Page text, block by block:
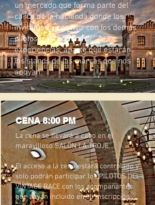
un mercado que forma parte del
casco de la hacienda donde los
invitamos a convivir con los demás
pilotos y así compartir
experiencias, aparte que estarán
los stands de las marcas que nos
apoyan.
CENA 8:00 PM
La cena se llevará a cabo en el
maravilloso SALÓN LA TROJE.
El acceso a la cena estará controlado y
solo podrán participar los PILOTOS DEL
VINTAGE RACE con los acompañantes
que hayan incluido en su inscripción.